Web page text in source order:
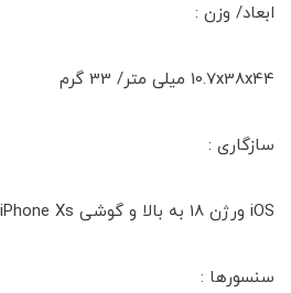
ابعاد/ وزن :
10.7x38x44 میلی‌ متر/ 33 گرم
سازگاری :
iOS ورژن 18 به بالا و گوشی iPhone Xs به بالا
سنسورها :